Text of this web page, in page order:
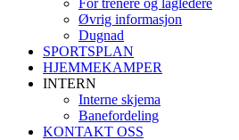
For trenere og lagledere
Øvrig informasjon
Dugnad
SPORTSPLAN
HJEMMEKAMPER
INTERN
Interne skjema
Banefordeling
KONTAKT OSS